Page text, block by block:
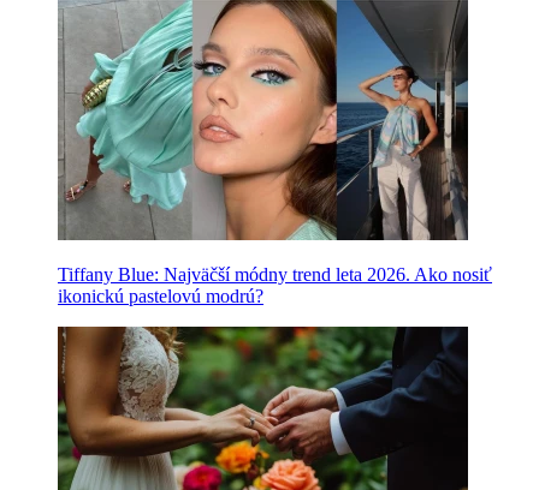
Tiffany Blue: Najväčší módny trend leta 2026. Ako nosiť
ikonickú pastelovú modrú?